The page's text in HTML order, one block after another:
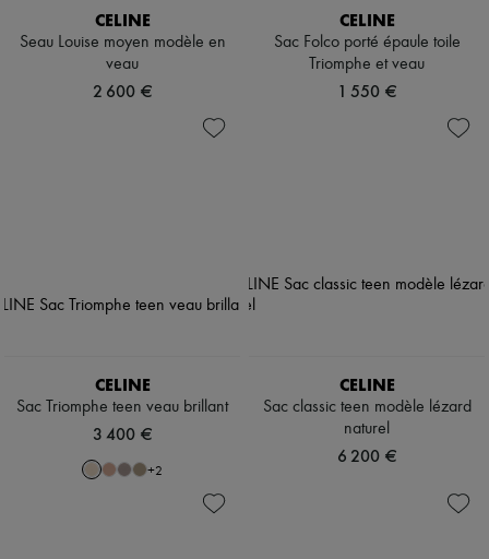
CELINE
Seau Louise moyen modèle en
veau
2 600 €
CELINE
Sac Folco porté épaule toile
Triomphe et veau
1 550 €
CELINE
Sac Triomphe teen veau brillant
3 400 €
+2
CELINE
Sac classic teen modèle lézard
naturel
6 200 €